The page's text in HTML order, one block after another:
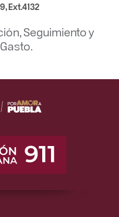
Ext.4132
Seguimiento y